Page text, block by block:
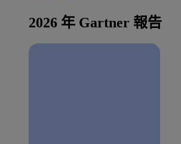
2026 年 Gartner 報告